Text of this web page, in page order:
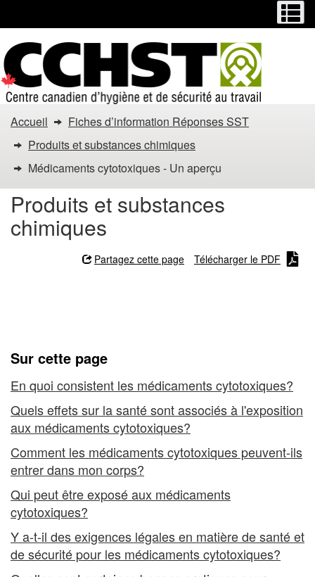
contenu
principal
la
version
HTML
simplifiée
Vous
êtes
dans
Médicaments
cytotoxiques
aperçu
Accueil
Fiches d’information Réponses SST
Produits et substances chimiques
Médicaments cytotoxiques - Un aperçu
Produits et substances
chimiques
Partagez cette page Télécharger le PDF
Sur cette page
En quoi consistent les médicaments cytotoxiques?
Quels effets sur la santé sont associés à l'exposition
aux médicaments cytotoxiques?
Comment les médicaments cytotoxiques peuvent-ils
entrer dans mon corps?
Qui peut être exposé aux médicaments
cytotoxiques?
Y a-t-il des exigences légales en matière de santé et
de sécurité pour les médicaments cytotoxiques?